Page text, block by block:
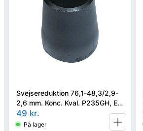
Svejsereduktion 76,1-48,3/2,9-
2,6 mm. Konc. Kval. P235GH, EN
10253-2/rk2 type B
49 kr.
På lager